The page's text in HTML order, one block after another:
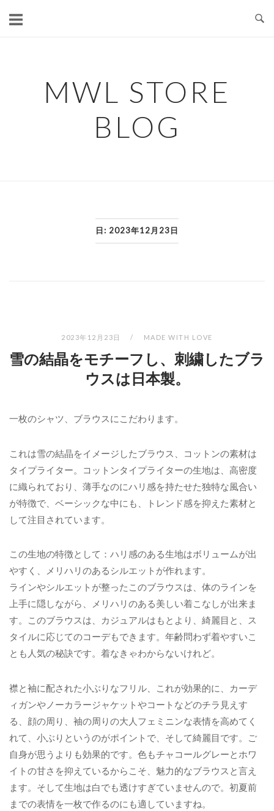
MWL STORE
BLOG
日: 2023年12月23日
2023年12月23日 MADE WITH LOVE
雪の結晶をモチーフし、刺繍したブラ
ウスは日本製。
一枚のシャツ、ブラウスにこだわります。
これは雪の結晶をイメージしたブラウス、コットンの素材は
タイプライター。コットンタイプライターの生地は、高密度
に織られており、薄手なのにハリ感を持たせた独特な風合い
が特徴で、ベーシックな中にも、トレンド感を抑えた素材と
して注目されています。
この生地の特徴として：ハリ感のある生地はボリュームが出
やすく、メリハリのあるシルエットが作れます。
ラインやシルエットが整ったこのブラウスは、体のラインを
上手に隠しながら、メリハリのある美しい着こなしが出来ま
す。このブラウスは、カジュアルはもとより、綺麗目と、ス
タイルに応じてのコーデもできます。年齢問わず着やすいこ
とも人気の秘訣です。着なきゃわからないけれど。
襟と袖に配された小ぶりなフリル、これが効果的に、カーデ
ィガンやノーカラージャケットやコートなどのチラ見えす
る、顔の周り、袖の周りの大人フェミニンな表情を高めてく
れて、小ぶりというのがポイントで、そして綺麗目です。ご
自身が思うよりも効果的です。色もチャコールグレーとホワ
イトの甘さを抑えているからこそ、魅力的なブラウスと言え
ます。そして生地は白でも透けすぎていませんので。初夏前
までの表情を一枚で作るのにも適していますね。